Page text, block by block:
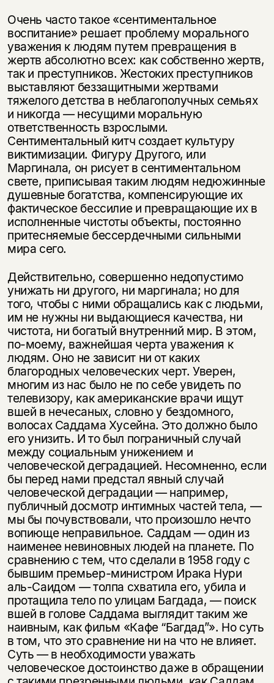
Очень часто такое «сентиментальное
воспитание» решает проблему морального
уважения к людям путем превращения в
жертв абсолютно всех: как собственно жертв,
так и преступников. Жестоких преступников
выставляют беззащитными жертвами
тяжелого детства в неблагополучных семьях
и никогда — несущими моральную
ответственность взрослыми.
Сентиментальный китч создает культуру
виктимизации. Фигуру Другого, или
Маргинала, он рисует в сентиментальном
свете, приписывая таким людям недюжинные
душевные богатства, компенсирующие их
фактическое бессилие и превращающие их в
исполненные чистоты объекты, постоянно
притесняемые бессердечными сильными
мира сего.
Действительно, совершенно недопустимо
унижать ни другого, ни маргинала; но для
того, чтобы с ними обращались как с людьми,
им не нужны ни выдающиеся качества, ни
чистота, ни богатый внутренний мир. В этом,
по-моему, важнейшая черта уважения к
людям. Оно не зависит ни от каких
благородных человеческих черт. Уверен,
многим из нас было не по себе увидеть по
телевизору, как американские врачи ищут
вшей в нечесаных, словно у бездомного,
волосах Саддама Хусейна. Это должно было
его унизить. И то был пограничный случай
между социальным унижением и
человеческой деградацией. Несомненно, если
бы перед нами предстал явный случай
человеческой деградации — например,
публичный досмотр интимных частей тела, —
мы бы почувствовали, что произошло нечто
вопиюще неправильное. Саддам — один из
наименее невиновных людей на планете. По
сравнению с тем, что сделали в 1958 году с
бывшим премьер-министром Ирака Нури
аль-Саидом — толпа схватила его, убила и
протащила тело по улицам Багдада, — поиск
вшей в голове Саддама выглядит таким же
наивным, как фильм «Кафе “Багдад”». Но суть
в том, что это сравнение ни на что не влияет.
Суть — в необходимости уважать
человеческое достоинство даже в обращении